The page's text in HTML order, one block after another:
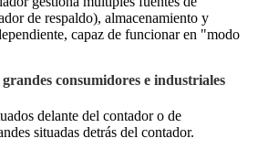
de respaldo), almacenamiento y
capaz de funcionar en "modo
consumidores e industriales
delante del contador o de
situadas detrás del contador.